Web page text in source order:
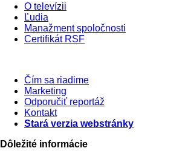
O televízii
Ľudia
Manažment spoločnosti
Certifikát RSF
Čím sa riadime
Marketing
Odporučiť reportáž
Kontakt
Stará verzia webstránky
Dôležité informácie